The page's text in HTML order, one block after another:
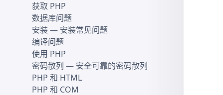
获取 PHP
数据库问题
安装— 安装常见问题
编译问题
使用 PHP
密码散列 — 安全可靠的密码散列
PHP 和 HTML
PHP 和 COM